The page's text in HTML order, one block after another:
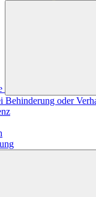
Behinderung oder